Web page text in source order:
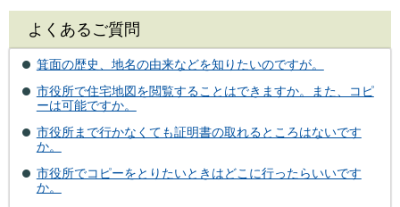
よくあるご質問
箕面の歴史、地名の由来などを知りたいのですが。
市役所で住宅地図を閲覧することはできますか。また、コピ
ーは可能ですか。
市役所まで行かなくても証明書の取れるところはないです
か。
市役所でコピーをとりたいときはどこに行ったらいいです
か。